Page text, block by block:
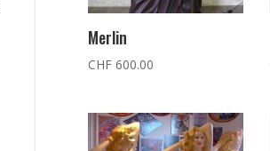
Merlin
CHF600.00